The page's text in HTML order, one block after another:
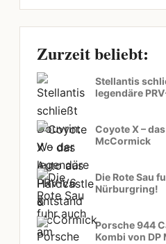
Zurzeit beliebt:
Stellantis
legendäre
Coyote X –
McCormick
Die Rote Sau
Nürburgring!
Porsche 944
Kombi von